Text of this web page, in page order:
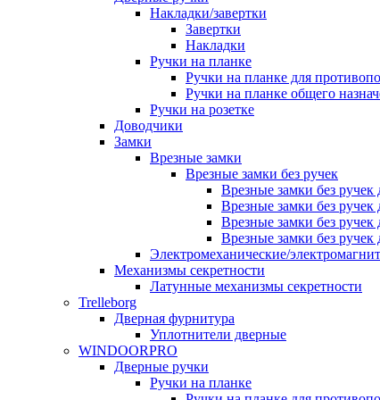
Накладки/завертки
Завертки
Накладки
Ручки на планке
Ручки на планке для
Ручки на планке общего
Ручки на розетке
Доводчики
Замки
Врезные замки
Врезные замки без ручек
Врезные замки без ручек
Врезные замки без ручек
Врезные замки без
Врезные замки без
Электромеханические/
Механизмы секретности
Латунные механизмы секретности
Trelleborg
Дверная фурнитура
Уплотнители дверные
WINDOORPRO
Дверные ручки
Ручки на планке